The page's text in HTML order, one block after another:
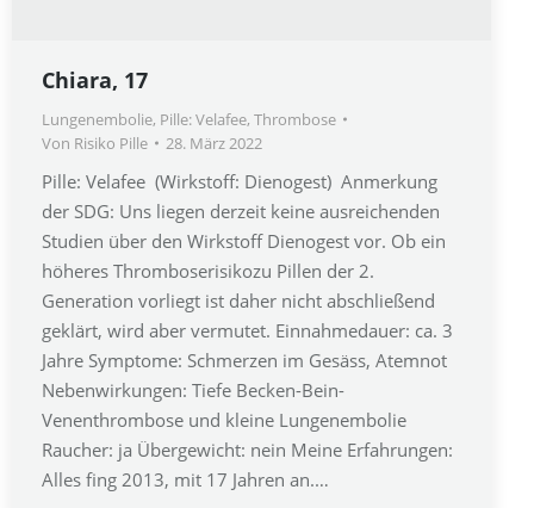
Chiara, 17
Lungenembolie, Pille: Velafee, Thrombose
Von Risiko Pille 28. März 2022
Pille: Velafee (Wirkstoff: Dienogest) Anmerkung
der SDG: Uns liegen derzeit keine ausreichenden
Studien über den Wirkstoff Dienogest vor. Ob ein
höheres Thromboserisikozu Pillen der 2.
Generation vorliegt ist daher nicht abschließend
geklärt, wird aber vermutet. Einnahmedauer: ca. 3
Jahre Symptome: Schmerzen im Gesäss, Atemnot
Nebenwirkungen: Tiefe Becken-Bein-
Venenthrombose und kleine Lungenembolie
Raucher: ja Übergewicht: nein Meine Erfahrungen:
Alles fing 2013, mit 17 Jahren an.…